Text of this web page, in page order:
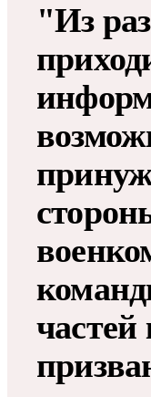
"Из